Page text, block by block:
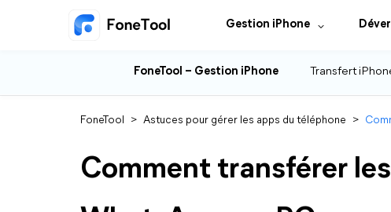
Gestion iPhone
FoneTool – Gestion iPhone Transfert
FoneTool > Astuces pour gérer les apps du téléphone >
Comment transférer